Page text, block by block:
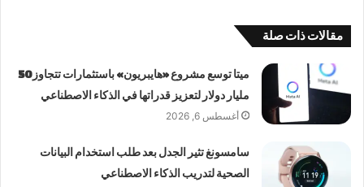
مقالات ذات صلة
ميتا توسع مشروع «هايبريون» باستثمارات تتجاوز 50
مليار دولار لتعزيز قدراتها في الذكاء الاصطناعي
أغسطس 6, 2026
سامسونغ تثير الجدل بعد طلب استخدام البيانات
الصحية لتدريب الذكاء الاصطناعي